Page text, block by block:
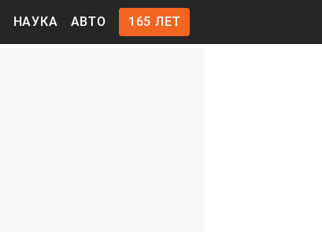
НАУКА АВТО 165 ЛЕТ